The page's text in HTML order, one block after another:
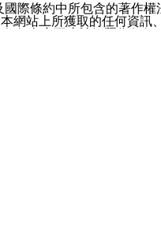
際條約中所包含的著作權
網站上所獲取的任何資訊